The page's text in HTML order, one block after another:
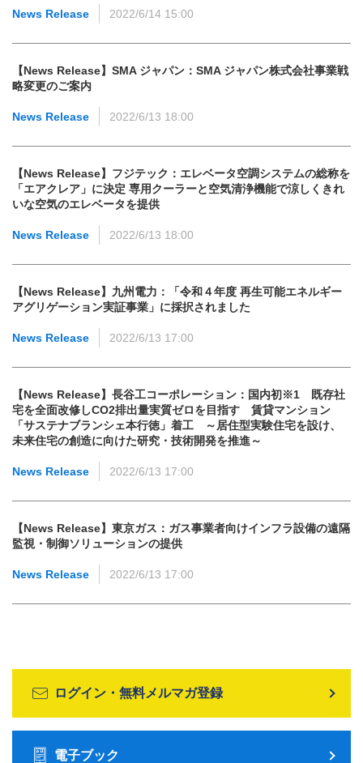
News Release 2022/6/14 15:00
【News Release】SMA ジャパン：SMA ジャパン株式会社事業戦
略変更のご案内
News Release 2022/6/13 18:00
【News Release】フジテック：エレベータ空調システムの総称を
「エアクレア」に決定 専用クーラーと空気清浄機能で涼しくきれ
いな空気のエレベータを提供
News Release 2022/6/13 18:00
【News Release】九州電力：「令和４年度 再生可能エネルギー
アグリゲーション実証事業」に採択されました
News Release 2022/6/13 17:00
【News Release】長谷工コーポレーション：国内初※1 既存社
宅を全面改修しCO2排出量実質ゼロを目指す 賃貸マンション
「サステナブランシェ本行徳」着工 ～居住型実験住宅を設け、
未来住宅の創造に向けた研究・技術開発を推進～
News Release 2022/6/13 17:00
【News Release】東京ガス：ガス事業者向けインフラ設備の遠隔
監視・制御ソリューションの提供
News Release 2022/6/13 17:00
ログイン・無料メルマガ登録
電子ブック